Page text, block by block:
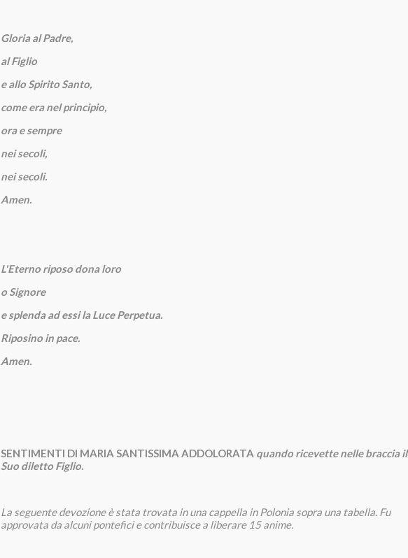
Gloria al Padre,
al Figlio
e allo Spirito Santo,
come era nel principio,
ora e sempre
nei secoli,
nei secoli.
Amen.
L'Eterno riposo dona loro
o Signore
e splenda ad essi la Luce Perpetua.
Riposino in pace.
Amen.
SENTIMENTI DI MARIA SANTISSIMA ADDOLORATA quando ricevette nelle braccia il
Suo diletto Figlio.
La seguente devozione è stata trovata in una cappella in Polonia sopra una tabella. Fu
approvata da alcuni pontefici e contribuisce a liberare 15 anime.